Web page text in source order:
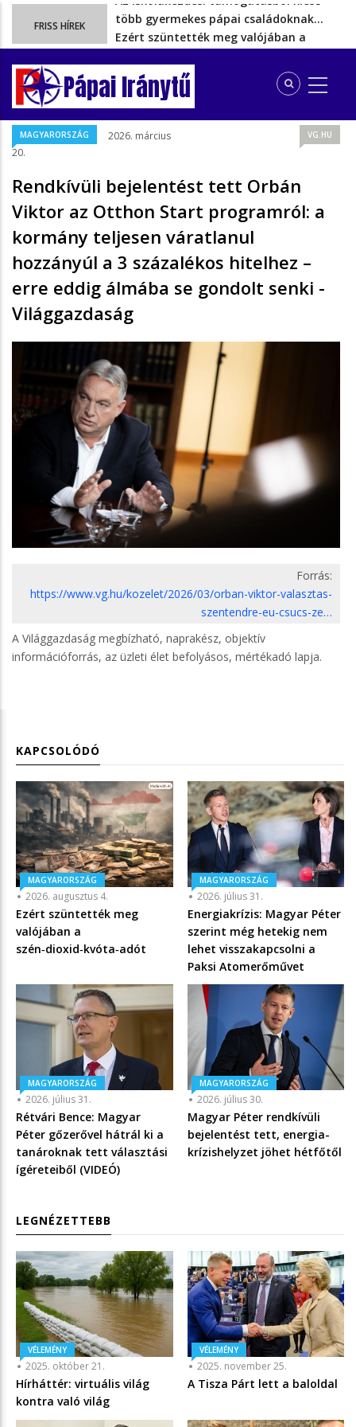
FRISS HÍREK
Ezért szüntették meg valójában a
szén‑dioxid‑kvóta‑adót
Energiakrízis: Magyar Péter szerint még
hetekig nem lehet…
A spanyol enklávét elárasztják a
tengeren érkező migránsok
Rétvári Bence: Magyar Péter gőzerővel
hátrál ki a tanároknak tett…
több gyermekes pápai családoknak…
Pápai Iránytű
MAGYARORSZÁG
2026. március
20.
VG.HU
Rendkívüli bejelentést tett Orbán
Viktor az Otthon Start programról: a
kormány teljesen váratlanul
hozzányúl a 3 százalékos hitelhez –
erre eddig álmába se gondolt senki -
Világgazdaság
Forrás:
https://www.vg.hu/kozelet/2026/03/orban-viktor-valasztas-
szentendre-eu-csucs-ze…
A Világgazdaság megbízható, naprakész, objektív
információforrás, az üzleti élet befolyásos, mértékadó lapja.
KAPCSOLÓDÓ
MAGYARORSZÁG
2026. augusztus 4.
Ezért szüntették meg
valójában a
szén‑dioxid‑kvóta‑adót
MAGYARORSZÁG
2026. július 31.
Energiakrízis: Magyar Péter
szerint még hetekig nem
lehet visszakapcsolni a
Paksi Atomerőművet
MAGYARORSZÁG
2026. július 31.
Rétvári Bence: Magyar
Péter gőzerővel hátrál ki a
tanároknak tett választási
ígéreteiből (VIDEÓ)
MAGYARORSZÁG
2026. július 30.
Magyar Péter rendkívüli
bejelentést tett, energia-
krízishelyzet jöhet hétfőtől
LEGNÉZETTEBB
VÉLEMÉNY
2025. október 21.
Hírháttér: virtuális világ
kontra való világ
VÉLEMÉNY
2025. november 25.
A Tisza Párt lett a baloldal